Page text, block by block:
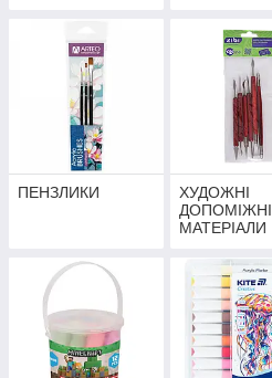
ПЕНЗЛИКИ
ХУДОЖНІ
ДОПОМІЖНІ
МАТЕРІАЛИ